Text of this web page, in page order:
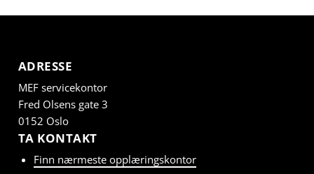
ADRESSE
MEF servicekontor
Fred Olsens gate 3
0152 Oslo
TA KONTAKT
Finn nærmeste opplæringskontor